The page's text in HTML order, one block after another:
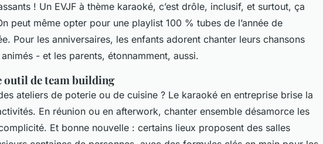
! Un EVJF à thème karaoké, c’est drôle, inclusif, et surtout, ça
peut même opter pour une playlist 100 % tubes de l’année de
Pour les anniversaires, les enfants adorent chanter leurs chansons
- et les parents, étonnamment, aussi.
outil de team building
ateliers de poterie ou de cuisine ? Le karaoké en entreprise brise la
En réunion ou en afterwork, chanter ensemble désamorce les
Et bonne nouvelle : certains lieux proposent des salles